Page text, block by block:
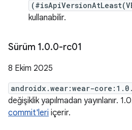
kullanabilir.
Sürüm 1.0.0-rc01
8 Ekim 2025
androidx.wear:wear-
değişiklik yapılmadan yayınlanır.
commit'leri içerir.